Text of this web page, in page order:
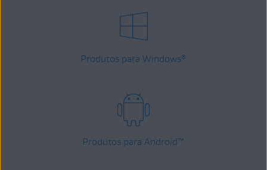
Produtos para Windows®
Produtos para Android™